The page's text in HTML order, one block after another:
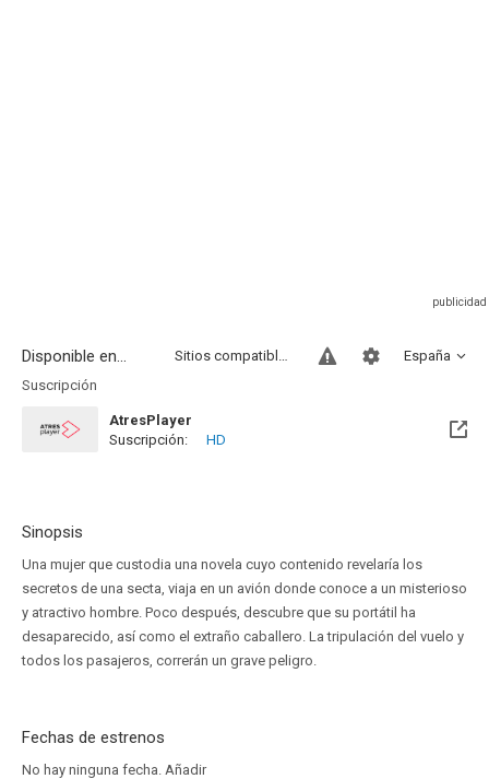
Disponible en... España
Sitios compatibles
Suscripción
AtresPlayer
Suscripción:
HD
Sinopsis
Una mujer que custodia una novela cuyo contenido revelaría los
secretos de una secta, viaja en un avión donde conoce a un misterioso
y atractivo hombre. Poco después, descubre que su portátil ha
desaparecido, así como el extraño caballero. La tripulación del vuelo y
todos los pasajeros, correrán un grave peligro.
Fechas de estrenos
No hay ninguna fecha. Añadir